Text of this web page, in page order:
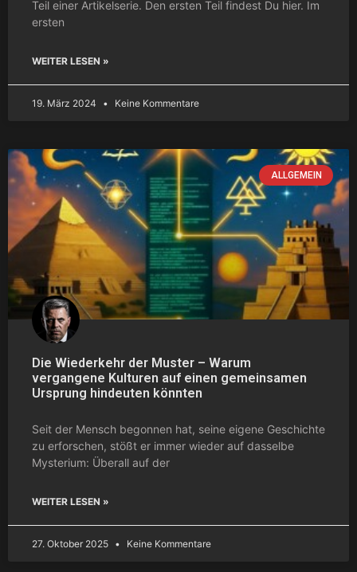
Teil einer Artikelserie. Den ersten Teil findest Du hier. Im
ersten
WEITER LESEN »
19. März 2024 Keine Kommentare
ALLGEMEIN
Die Wiederkehr der Muster – Warum
vergangene Kulturen auf einen gemeinsamen
Ursprung hindeuten könnten
Seit der Mensch begonnen hat, seine eigene Geschichte
zu erforschen, stößt er immer wieder auf dasselbe
Mysterium: Überall auf der
WEITER LESEN »
27. Oktober 2025 Keine Kommentare